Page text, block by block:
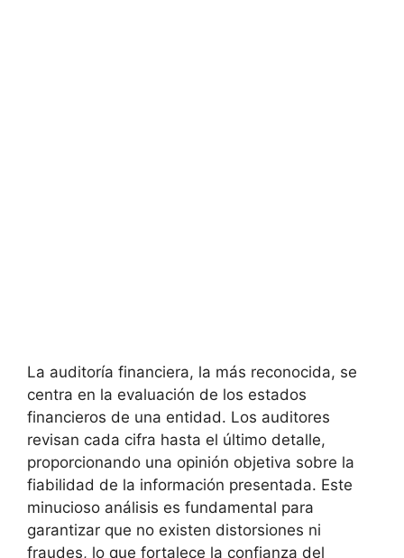
La auditoría financiera, la más reconocida, se
centra en la evaluación de los estados
financieros de una entidad. Los auditores
revisan cada cifra hasta el último detalle,
proporcionando una opinión objetiva sobre la
fiabilidad de la información presentada. Este
minucioso análisis es fundamental para
garantizar que no existen distorsiones ni
fraudes, lo que fortalece la confianza del